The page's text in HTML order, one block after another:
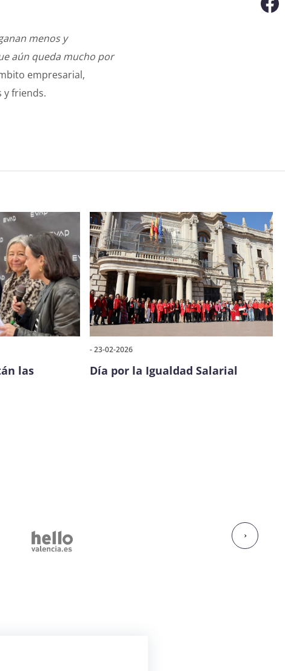
menos y
aún queda mucho por
empresarial,
y friends.
las
- 23-02-2026
Día por la Igualdad Salarial
›